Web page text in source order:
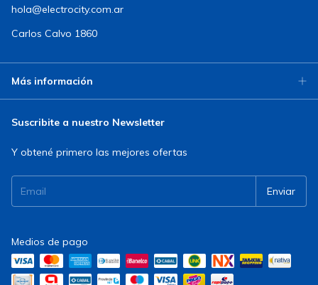
hola@electrocity.com.ar
Carlos Calvo 1860
Más información
Suscribite a nuestro Newsletter
Y obtené primero las mejores ofertas
Medios de pago